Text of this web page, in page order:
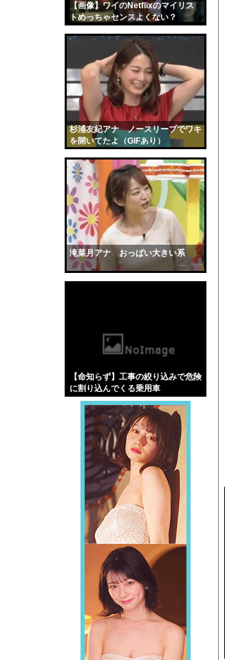
【画像】ワイのNetflixのマイリス
トめっちゃセンスよくない？
杉浦友紀アナ ノースリーブでワキ
を開いてたよ（GIFあり）
滝菜月アナ おっぱい大きい系
【命知らず】工事の絞り込みで危険
に割り込んでくる乗用車